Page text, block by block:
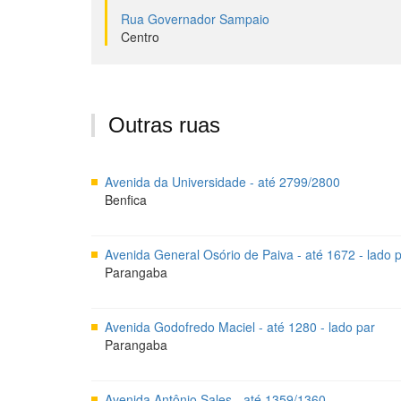
Rua Governador Sampaio
Centro
Outras ruas
Avenida da Universidade - até 2799/2800
Benfica
Avenida General Osório de Paiva - até 1672 - lado
Parangaba
Avenida Godofredo Maciel - até 1280 - lado par
Parangaba